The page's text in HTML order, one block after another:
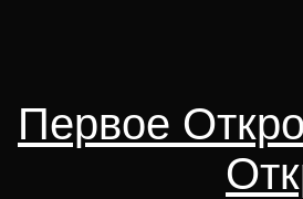
Первое